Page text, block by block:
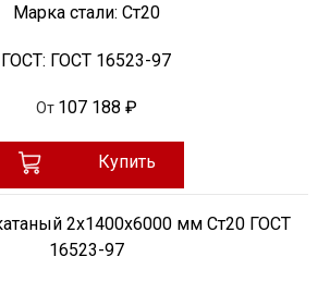
Марка стали: Ст20
ГОСТ: ГОСТ 16523-97
От 107 188 ₽
Купить
2х1400х6000 мм Ст20 ГОСТ
16523-97